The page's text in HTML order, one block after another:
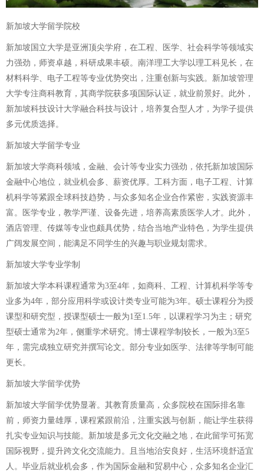
新加坡大学留学院校
新加坡国立大学是亚洲顶尖学府，在工程、医学、社会科学等领域实
力强劲，师资卓越，科研成果丰硕。南洋理工大学以理工科见长，在
材料科学、电子工程等专业优势突出，注重创新与实践。新加坡管理
大学专注商科教育，其商学院获多项国际认证，就业前景好。此外，
新加坡科技设计大学融合科技与设计，培养复合型人才，为学子提供
多元优质选择。
新加坡大学留学专业
新加坡大学商科领域，金融、会计等专业实力强劲，依托新加坡国际
金融中心地位，就业机会多、薪资优厚。工科方面，电子工程、计算
机科学等紧跟全球科技趋势，与众多知名企业合作紧密，实践资源丰
富。医学专业，教学严谨、设备先进，培养高素质医学人才。此外，
酒店管理、传媒等专业也颇具优势，结合当地产业特色，为学生提供
广阔发展空间，能满足不同学生的兴趣与职业规划需求。
新加坡大学专业学制
新加坡大学本科课程通常为3至4年，如商科、工程、计算机科学等专
业多为4年，部分应用科学或设计类专业可能为3年。硕士课程分为授
课型和研究型，授课型硕士一般为1至1.5年，以课程学习为主；研究
型硕士通常为2年，侧重学术研究。博士课程学制较长，一般为3至5
年，需完成独立研究并撰写论文。部分专业如医学、法律等学制可能
更长。
新加坡大学留学优势
新加坡大学留学优势显著。其教育质量高，众多院校在国际排名靠
前，师资力量雄厚，课程紧跟前沿，注重实践与创新，能让学生获得
扎实专业知识与技能。新加坡是多元文化交融之地，在此留学可拓宽
国际视野，提升跨文化交流能力。且当地治安良好，生活环境舒适宜
人。毕业后就业机会多，作为国际金融和贸易中心，众多知名企业汇